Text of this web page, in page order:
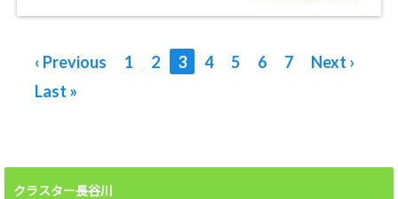
今日はヤフオク！の日
だよー。
‹ Previous 1 2 3 4 5 6 7
Next ›
Last »
クラスター長谷川